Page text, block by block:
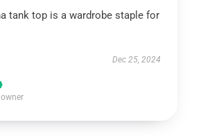
tank top is a wardrobe staple for
Dec 25, 2024